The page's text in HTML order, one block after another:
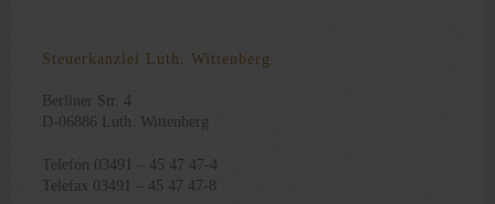
Steuerkanzlei Luth. Wittenberg
Berliner Str. 4
D-06886 Luth. Wittenberg
Telefon 03491 – 45 47 47-4
Telefax 03491 – 45 47 47-8